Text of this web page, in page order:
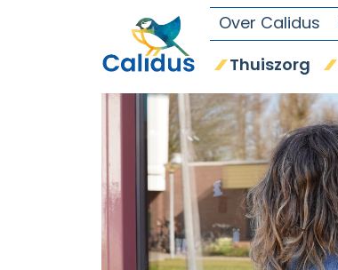
Over Calidus
Thuiszorg